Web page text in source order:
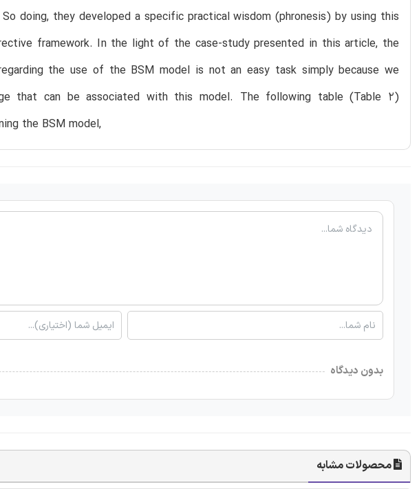
doing, they developed a specific practical wisdom (phronesis) by using this
framework. In the light of the case-study presented in this article, the
the use of the BSM model is not an easy task simply because we
that can be associated with this model. The following table (Table 2)
the BSM model,
بدون دیدگاه
محصولات مشابه